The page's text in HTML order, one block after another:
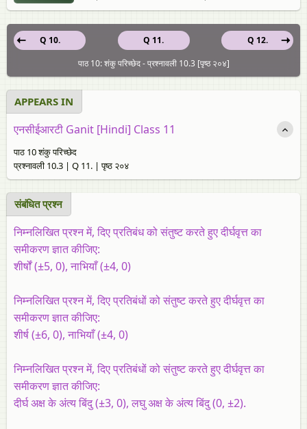
Q 11.
Q 10.
Q 12.
पाठ 10: शंकु परिच्छेद - प्रश्नावली 10.3 [पृष्ठ २०४]
APPEARS IN
एनसीईआरटी Ganit [Hindi] Class 11
पाठ 10 शंकु परिच्छेद
प्रश्नावली 10.3 | Q 11. | पृष्ठ २०४
संबंधित प्रश्‍न
निम्नलिखित प्रश्न में, दिए प्रतिबंध को संतुष्ट करते हुए दीर्घवृत्त का
समीकरण ज्ञात कीजिए:
शीर्षों (±5, 0), नाभियाँ (±4, 0)
निम्नलिखित प्रश्न में, दिए प्रतिबंधों को संतुष्ट करते हुए दीर्घवृत्त का
समीकरण ज्ञात कीजिए:
शीर्ष (±6, 0), नाभियाँ (±4, 0)
निम्नलिखित प्रश्न में, दिए प्रतिबंधों को संतुष्ट करते हुए दीर्घवृत्त का
समीकरण ज्ञात कीजिए:
दीर्घ अक्ष के अंत्य बिंदु (±3, 0), लघु अक्ष के अंत्य बिंदु (0, ±2).